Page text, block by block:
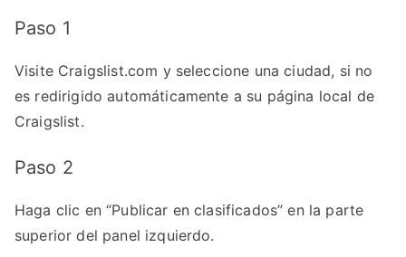
Paso 1
Visite Craigslist.com y seleccione una ciudad, si no
es redirigido automáticamente a su página local de
Craigslist.
Paso 2
Haga clic en “Publicar en clasificados” en la parte
superior del panel izquierdo.